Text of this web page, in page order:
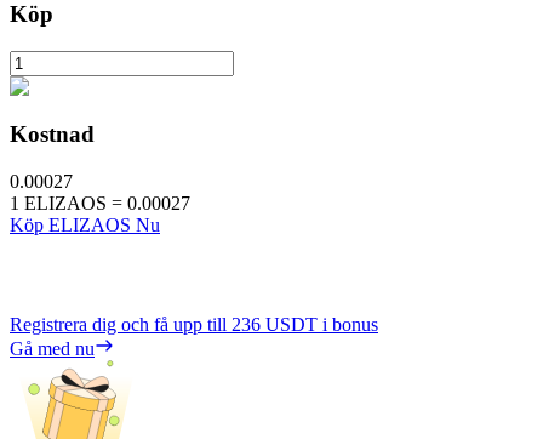
Köp
Kostnad
0.00027
1 ELIZAOS = 0.00027
Köp ELIZAOS Nu
Registrera dig och få upp till 236 USDT i bonus
Gå med nu